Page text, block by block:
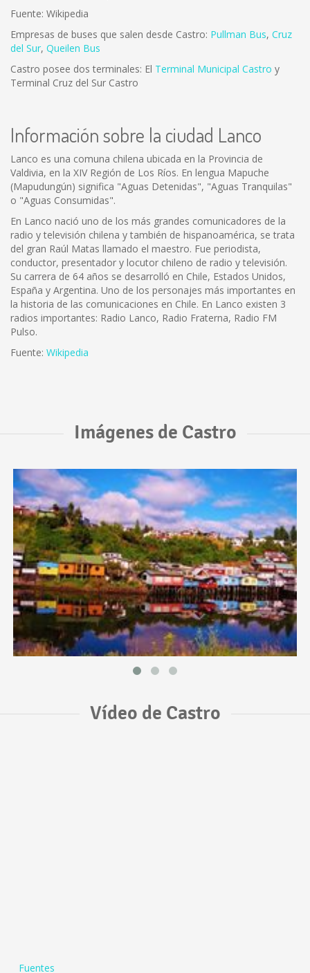
Fuente: Wikipedia
Empresas de buses que salen desde Castro: Pullman Bus, Cruz
del Sur, Queilen Bus
Castro posee dos terminales: El Terminal Municipal Castro y
Terminal Cruz del Sur Castro
Información sobre la ciudad Lanco
Lanco es una comuna chilena ubicada en la Provincia de
Valdivia, en la XIV Región de Los Ríos. En lengua Mapuche
(Mapudungún) significa "Aguas Detenidas", "Aguas Tranquilas"
o "Aguas Consumidas".
En Lanco nació uno de los más grandes comunicadores de la
radio y televisión chilena y también de hispanoamérica, se trata
del gran Raúl Matas llamado el maestro. Fue periodista,
conductor, presentador y locutor chileno de radio y televisión.
Su carrera de 64 años se desarrolló en Chile, Estados Unidos,
España y Argentina. Uno de los personajes más importantes en
la historia de las comunicaciones en Chile. En Lanco existen 3
radios importantes: Radio Lanco, Radio Fraterna, Radio FM
Pulso.
Fuente: Wikipedia
Imágenes de Castro
Vídeo de Castro
Fuentes